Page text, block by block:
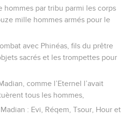
hommes par tribu parmi les corps
mille hommes armés pour le
avec Phinéas, fils du prêtre
sacrés et les trompettes pour
comme l’Eternel l’avait
tous les hommes,
: Evi, Réqem, Tsour, Hour et